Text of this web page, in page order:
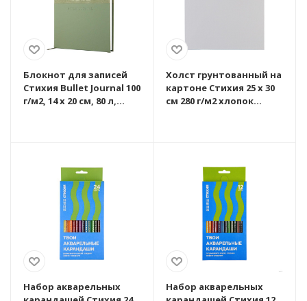
Блокнот для записей
Стихия Bullet Journal 100
г/м2, 14 x 20 см, 80 л,
Холст грунтованный на
картоне Стихия 25 x 30
см 280 г/м2 хлопок
Набор акварельных
Набор акварельных